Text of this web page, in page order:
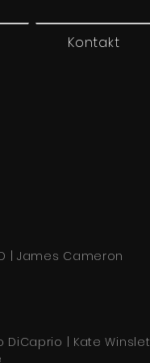
Kontakt
| James Cameron
DiCaprio | Kate Winslet |